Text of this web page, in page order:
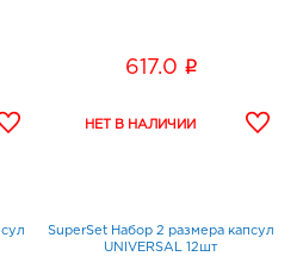
617.0 i
SuperSet Набор 2 размера капсул
UNIVERSAL 12шт